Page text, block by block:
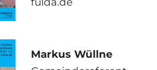
Markus Wüllne